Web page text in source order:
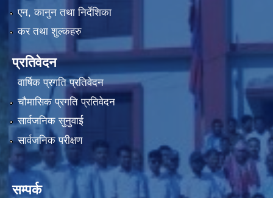
एन, कानुन तथा निर्देशिका
कर तथा शुल्कहरु
प्रतिवेदन
वार्षिक प्रगति प्रतिवेदन
चौमासिक प्रगति प्रतिवेदन
सार्वजनिक सुनुवाई
सार्वजनिक परीक्षण
सम्पर्क